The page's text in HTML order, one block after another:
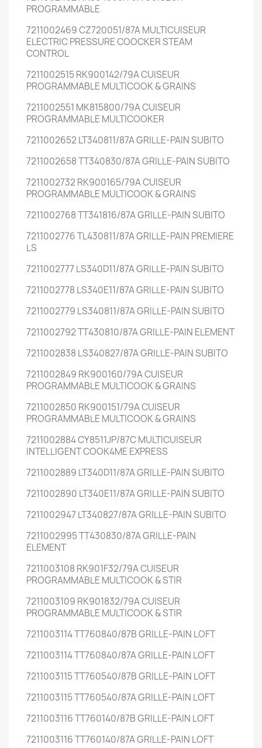
PROGRAMMABLE
7211002469 CZ720051/87A MULTICUISEUR
ELECTRIC PRESSURE COOCKER STEAM
CONTROL
7211002515 RK900142/79A CUISEUR
PROGRAMMABLE MULTICOOK & GRAINS
7211002551 MK815800/79A CUISEUR
PROGRAMMABLE MULTICOOKER
7211002652 LT340811/87A GRILLE-PAIN SUBITO
7211002658 TT340830/87A GRILLE-PAIN SUBITO
7211002732 RK900165/79A CUISEUR
PROGRAMMABLE MULTICOOK & GRAINS
7211002768 TT341816/87A GRILLE-PAIN SUBITO
7211002776 TL430811/87A GRILLE-PAIN PREMIERE
LS
7211002777 LS340D11/87A GRILLE-PAIN SUBITO
7211002778 LS340E11/87A GRILLE-PAIN SUBITO
7211002779 LS340811/87A GRILLE-PAIN SUBITO
7211002792 TT430810/87A GRILLE-PAIN ELEMENT
7211002838 LS340827/87A GRILLE-PAIN SUBITO
7211002849 RK900160/79A CUISEUR
PROGRAMMABLE MULTICOOK & GRAINS
7211002850 RK900151/79A CUISEUR
PROGRAMMABLE MULTICOOK & GRAINS
7211002884 CY8511JP/87C MULTICUISEUR
INTELLIGENT COOK4ME EXPRESS
7211002889 LT340D11/87A GRILLE-PAIN SUBITO
7211002890 LT340E11/87A GRILLE-PAIN SUBITO
7211002947 LT340827/87A GRILLE-PAIN SUBITO
7211002995 TT430830/87A GRILLE-PAIN
ELEMENT
7211003108 RK901F32/79A CUISEUR
PROGRAMMABLE MULTICOOK & STIR
7211003109 RK901832/79A CUISEUR
PROGRAMMABLE MULTICOOK & STIR
7211003114 TT760840/87B GRILLE-PAIN LOFT
7211003114 TT760840/87A GRILLE-PAIN LOFT
7211003115 TT760540/87B GRILLE-PAIN LOFT
7211003115 TT760540/87A GRILLE-PAIN LOFT
7211003116 TT760140/87B GRILLE-PAIN LOFT
7211003116 TT760140/87A GRILLE-PAIN LOFT